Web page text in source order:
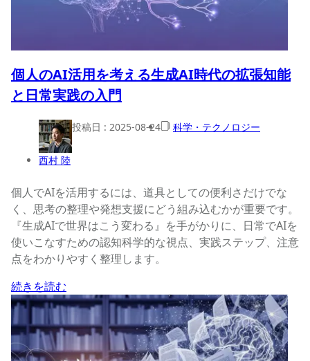
個人のAI活用を考える生成AI時代の拡張知能
と日常実践の入門
西村 陸
投稿日 : 2025-08-24 科学・テクノロジー
個人でAIを活用するには、道具としての便利さだけでな
く、思考の整理や発想支援にどう組み込むかが重要です。
『生成AIで世界はこう変わる』を手がかりに、日常でAIを
使いこなすための認知科学的な視点、実践ステップ、注意
点をわかりやすく整理します。
続きを読む